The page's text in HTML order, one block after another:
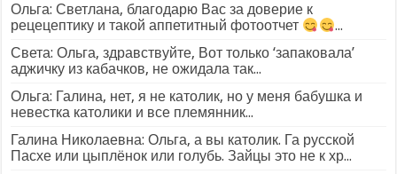
Ольга: Светлана, благодарю Вас за доверие к
рецецептику и такой аппетитный фотоотчет
...
Света: Ольга, здравствуйте, Вот только ‘запаковала’
аджичку из кабачков, не ожидала так...
Ольга: Галина, нет, я не католик, но у меня бабушка и
невестка католики и все племянник...
Галина Николаевна: Ольга, а вы католик. Га русской
Пасхе или цыплёнок или голубь. Зайцы это не к хр...